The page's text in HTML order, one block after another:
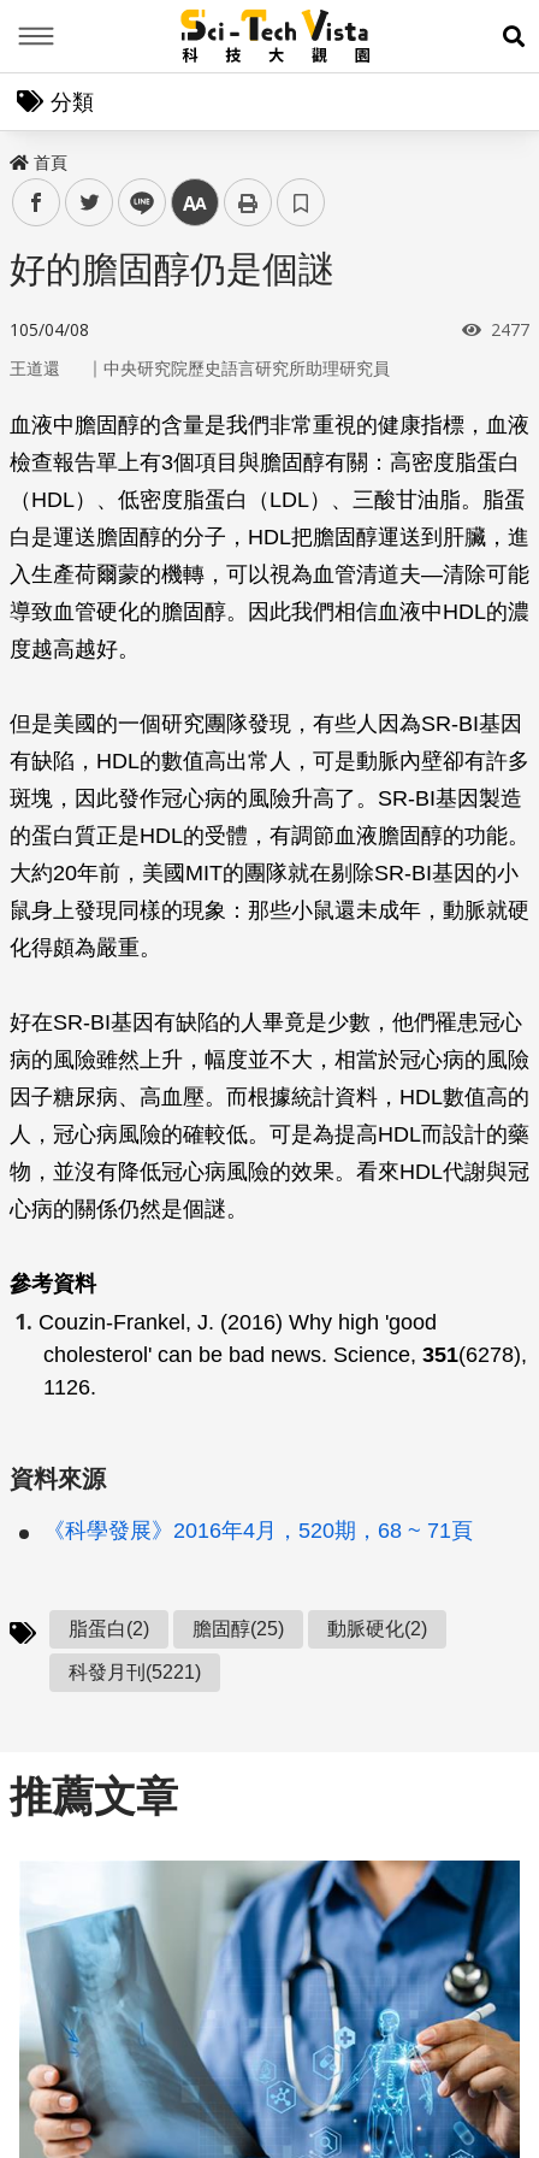
展
分類
首頁
facebooktwitter line 中
好的膽固醇仍是個謎
105/04/08 瀏覽
2477
王道還 ｜ 中央研究院歷史語言研究所助理研究員
血液中膽固醇的含量是我們非常重視的健康指標，血液
檢查報告單上有3個項目與膽固醇有關：高密度脂蛋白
（HDL）、低密度脂蛋白（LDL）、三酸甘油脂。脂蛋
白是運送膽固醇的分子，HDL把膽固醇運送到肝臟，進
入生產荷爾蒙的機轉，可以視為血管清道夫—清除可能
導致血管硬化的膽固醇。因此我們相信血液中HDL的濃
度越高越好。
但是美國的一個研究團隊發現，有些人因為SR-BI基因
有缺陷，HDL的數值高出常人，可是動脈內壁卻有許多
斑塊，因此發作冠心病的風險升高了。SR-BI基因製造
的蛋白質正是HDL的受體，有調節血液膽固醇的功能。
大約20年前，美國MIT的團隊就在剔除SR-BI基因的小
鼠身上發現同樣的現象：那些小鼠還未成年，動脈就硬
化得頗為嚴重。
好在SR-BI基因有缺陷的人畢竟是少數，他們罹患冠心
病的風險雖然上升，幅度並不大，相當於冠心病的風險
因子糖尿病、高血壓。而根據統計資料，HDL數值高的
人，冠心病風險的確較低。可是為提高HDL而設計的藥
物，並沒有降低冠心病風險的效果。看來HDL代謝與冠
心病的關係仍然是個謎。
參考資料
Couzin-Frankel, J. (2016) Why high 'good
cholesterol' can be bad news. Science, 351(6278),
1126.
資料來源
《科學發展》2016年4月，520期，68 ~ 71頁
脂蛋白(2) 膽固醇(25) 動脈硬化(2)
科發月刊(5221)
推薦文章